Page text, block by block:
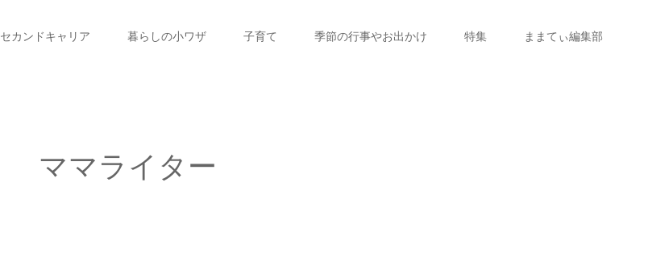
セカンドキャリア 暮らしの小ワザ 子育て 季節の行事やお出かけ 特集 ままてぃ編集部
ママライター